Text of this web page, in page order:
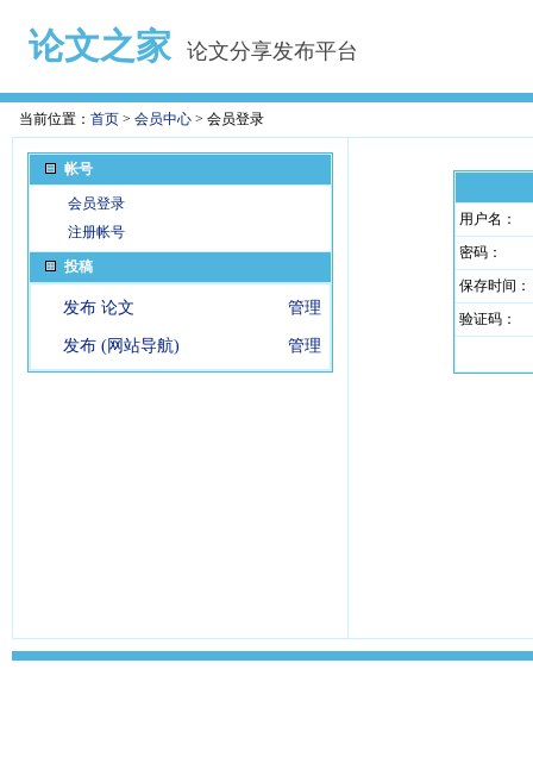
论文之家 论文分享发布平台
当前位置： 首页 > 会员中心 > 会员登录
帐号
会员登录
注册帐号
投稿
发布 论文 管理
发布 (网站导航) 管理
用户名：
密码：
保存时间：
验证码：